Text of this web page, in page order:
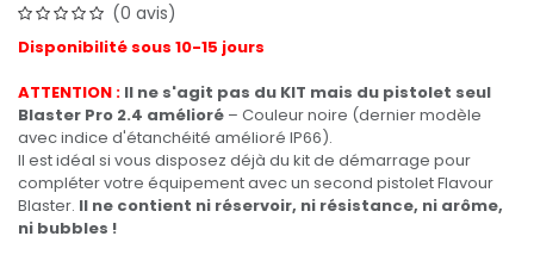
(0 avis)
Disponibilité sous 10-15 jours
ATTENTION : Il ne s'agit pas du KIT mais du pistolet seul
Blaster Pro 2.4 amélioré – Couleur noire (dernier modèle
avec indice d'étanchéité amélioré IP66).
Il est idéal si vous disposez déjà du kit de démarrage pour
compléter votre équipement avec un second pistolet Flavour
Blaster. Il ne contient ni réservoir, ni résistance, ni arôme,
ni bubbles !